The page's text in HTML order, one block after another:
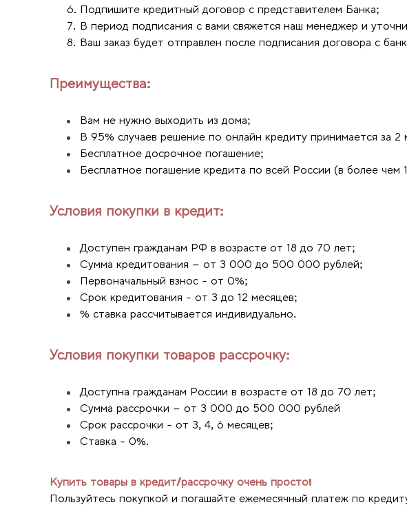
Подпишите кредитный договор с представителем Банка;
В период подписания с вами свяжется наш менеджер и
Ваш заказ будет отправлен после подписания договора с
Преимущества:
Вам не нужно выходить из дома;
В 95% случаев решение по онлайн кредиту принимается за 2
Бесплатное досрочное погашение;
Бесплатное погашение кредита по всей России (в более чем
Условия покупки в кредит:
Доступен гражданам РФ в возрасте от 18 до 70 лет;
Сумма кредитования – от 3 000 до 500 000 рублей;
Первоначальный взнос - от 0%;
Срок кредитования - от 3 до 12 месяцев;
% ставка рассчитывается индивидуально.
Условия покупки товаров рассрочку:
Доступна гражданам России в возрасте от 18 до 70 лет;
Сумма рассрочки – от 3 000 до 500 000 рублей
Срок рассрочки - от 3, 4, 6 месяцев;
Ставка - 0%.
Купить товары в кредит/рассрочку очень просто!
Пользуйтесь покупкой и погашайте ежемесячный платеж по